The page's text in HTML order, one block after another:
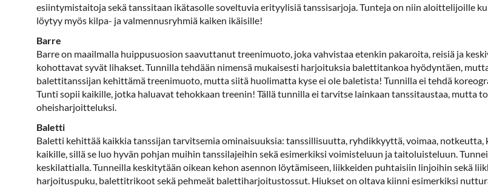
esiintymistaitoja sekä tanssitaan ikätasolle soveltuvia erityylisiä tanssisarjoja. Tunteja on niin aloittelijoille
löytyy myös kilpa- ja valmennusryhmiä kaiken ikäisille!
Barre
Barre on maailmalla huippusuosion saavuttanut treenimuoto, joka vahvistaa etenkin pakaroita, reisiä ja
kohottavat syvät lihakset. Tunnilla tehdään nimensä mukaisesti harjoituksia balettitankoa hyödyntäen,
balettitanssijan kehittämä treenimuoto, mutta siitä huolimatta kyse ei ole baletista! Tunnilla ei tehdä
Tunti sopii kaikille, jotka haluavat tehokkaan treenin! Tällä tunnilla ei tarvitse lainkaan tanssitaustaa, mutta
oheisharjoitteluksi.
Baletti
Baletti kehittää kaikkia tanssijan tarvitsemia ominaisuuksia: tanssillisuutta, ryhdikkyyttä, voimaa,
kaikille, sillä se luo hyvän pohjan muihin tanssilajeihin sekä esimerkiksi voimisteluun ja taitoluisteluun.
keskilattialla. Tunneilla keskitytään oikean kehon asennon löytämiseen, liikkeiden puhtaisiin linjoihin sekä
harjoituspuku, balettitrikoot sekä pehmeät balettiharjoitustossut. Hiukset on oltava kiinni esimerkiksi